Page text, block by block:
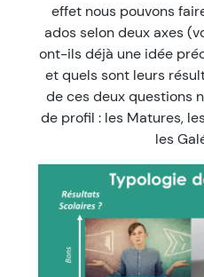
effet nous pouvons
ados selon deux axes
ont-ils déjà une idée
et quels sont leurs
de ces deux questions
de profil : les Matures,
les